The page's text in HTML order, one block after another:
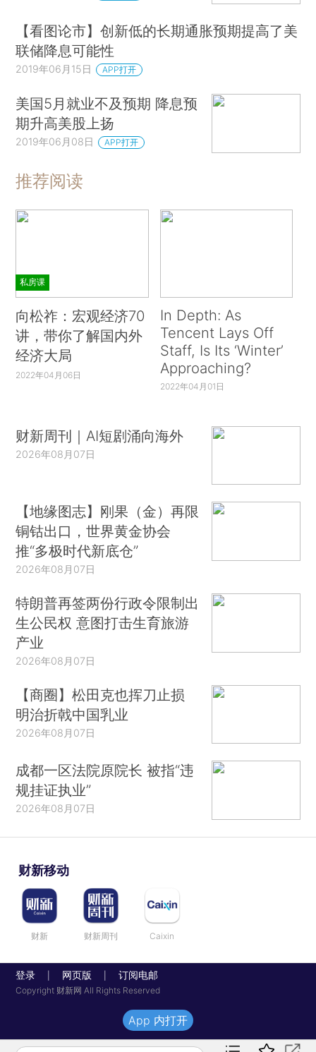
【看图论市】创新低的长期通胀预期提高了美
联储降息可能性
2019年06月15日 APP打开
美国5月就业不及预期 降息预
期升高美股上扬
2019年06月08日 APP打开
推荐阅读
私房课
向松祚：宏观经济70
讲，带你了解国内外
经济大局
2022年04月06日
In Depth: As
Tencent Lays Off
Staff, Is Its ‘Winter’
Approaching?
2022年04月01日
财新周刊｜AI短剧涌向海外
2026年08月07日
【地缘图志】刚果（金）再限
铜钴出口，世界黄金协会
推“多极时代新底仓”
2026年08月07日
特朗普再签两份行政令限制出
生公民权 意图打击生育旅游
产业
2026年08月07日
【商圈】松田克也挥刀止损
明治折戟中国乳业
2026年08月07日
成都一区法院原院长 被指“违
规挂证执业”
2026年08月07日
财新移动
财新 财新周刊 Caixin
登录 网页版 订阅电邮
Copyright 财新网 All Rights Reserved
App 内打开